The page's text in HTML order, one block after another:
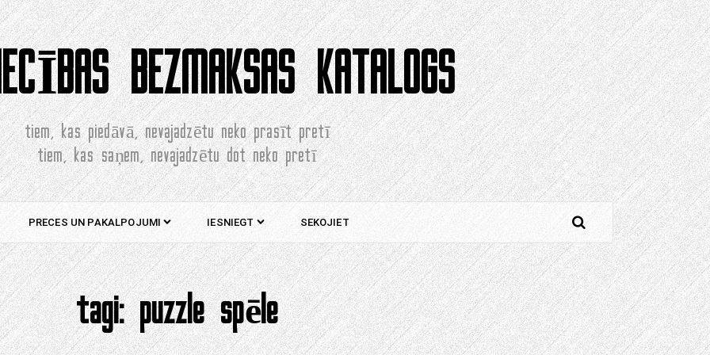
BEZMAKSAS KATALOGS
tiem, kas piedāvā, nevajadzētu neko prasīt pretī
tiem, kas saņem, nevajadzētu dot neko pretī
PRECES UN PAKALPOJUMI IESNIEGT SEKOJIET
tagi:puzzle spēle